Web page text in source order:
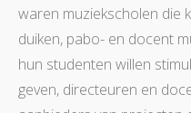
waren muziekscholen die
duiken, pabo- en docent
hun studenten willen
geven, directeuren en